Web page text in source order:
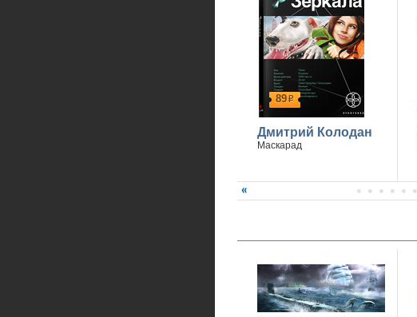
89р
Дмитрий Колодан
Маскарад